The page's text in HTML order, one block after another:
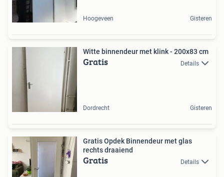
Hoogeveen Gisteren
Witte binnendeur met klink - 200x83 cm
Gratis Details
Dordrecht Gisteren
Gratis Opdek Binnendeur met glas
rechts draaiend
Gratis Details